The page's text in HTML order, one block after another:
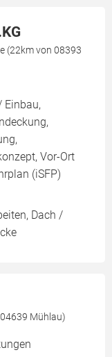
(22km von 08393
Einbau,
Vor-Ort
(iSFP)
Dach /
Mühlau)